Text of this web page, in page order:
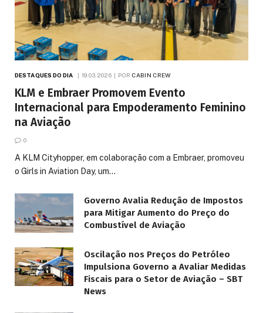
DESTAQUES DO DIA 19.03.2026 POR CABIN CREW
KLM e Embraer Promovem Evento
Internacional para Empoderamento Feminino
na Aviação
0
A KLM Cityhopper, em colaboração com a Embraer, promoveu
o Girls in Aviation Day, um…
Governo Avalia Redução de Impostos
para Mitigar Aumento do Preço do
Combustível de Aviação
Oscilação nos Preços do Petróleo
Impulsiona Governo a Avaliar Medidas
Fiscais para o Setor de Aviação – SBT
News